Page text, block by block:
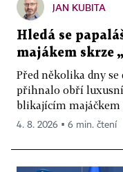
JAN KUBITA
Hledá se
majákem skrze
Před několika dny
přihnalo obří
blikajícím majáčkem
4. 8. 2026 ▪ 6 min. čtení